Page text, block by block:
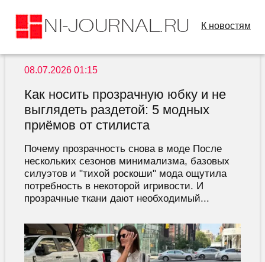
К новостям
08.07.2026 01:15
Как носить прозрачную юбку и не
выглядеть раздетой: 5 модных
приёмов от стилиста
Почему прозрачность снова в моде После
нескольких сезонов минимализма, базовых
силуэтов и "тихой роскоши" мода ощутила
потребность в некоторой игривости. И
прозрачные ткани дают необходимый...